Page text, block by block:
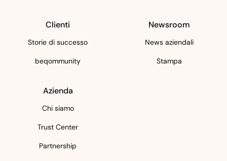
Clienti
Storie di successo
beqommunity
Newsroom
News aziendali
Stampa
Azienda
Chi siamo
Trust Center
Partnership